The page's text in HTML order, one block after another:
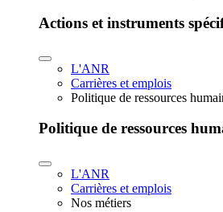
Actions et instruments
L'ANR
Carrières et emplois
Politique de ressources
Politique de ressources
L'ANR
Carrières et emplois
Nos métiers